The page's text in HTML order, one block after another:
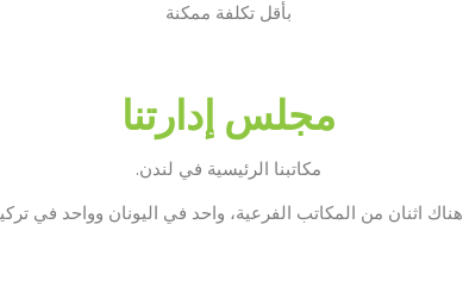
بأقل تكلفة ممكنة
مجلس إدارتنا
مكاتبنا الرئيسية في لندن.
هناك اثنان من المكاتب الفرعية، واحد في اليونان وواحد في